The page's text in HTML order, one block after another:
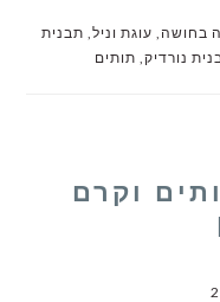
בחושה, עוגת וניל, תבנית
נורדיק, תותים
וקרם